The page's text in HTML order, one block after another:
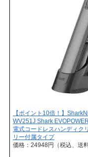
【ポイント10倍！】
WV251J Shark
電式コードレスハンディク
リー付属タイプ
価格：24948円（税込、送